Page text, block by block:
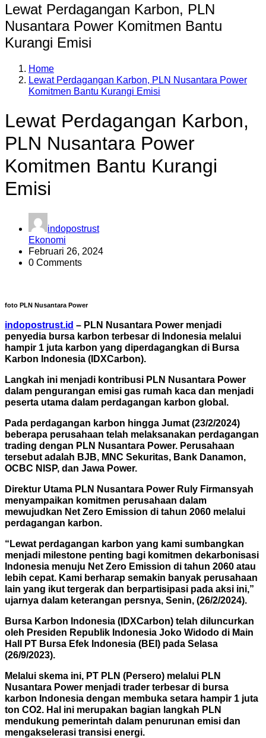
Lewat Perdagangan Karbon, PLN
Nusantara Power Komitmen Bantu
Kurangi Emisi
Home
Lewat Perdagangan Karbon, PLN Nusantara Power
Komitmen Bantu Kurangi Emisi
Lewat Perdagangan Karbon,
PLN Nusantara Power
Komitmen Bantu Kurangi
Emisi
indopostrust
Ekonomi
Februari 26, 2024
0 Comments
foto PLN Nusantara Power
indopostrust.id – PLN Nusantara Power menjadi
penyedia bursa karbon terbesar di Indonesia melalui
hampir 1 juta karbon yang diperdagangkan di Bursa
Karbon Indonesia (IDXCarbon).
Langkah ini menjadi kontribusi PLN Nusantara Power
dalam pengurangan emisi gas rumah kaca dan menjadi
peserta utama dalam perdagangan karbon global.
Pada perdagangan karbon hingga Jumat (23/2/2024)
beberapa perusahaan telah melaksanakan perdagangan
trading dengan PLN Nusantara Power. Perusahaan
tersebut adalah BJB, MNC Sekuritas, Bank Danamon,
OCBC NISP, dan Jawa Power.
Direktur Utama PLN Nusantara Power Ruly Firmansyah
menyampaikan komitmen perusahaan dalam
mewujudkan Net Zero Emission di tahun 2060 melalui
perdagangan karbon.
“Lewat perdagangan karbon yang kami sumbangkan
menjadi milestone penting bagi komitmen dekarbonisasi
Indonesia menuju Net Zero Emission di tahun 2060 atau
lebih cepat. Kami berharap semakin banyak perusahaan
lain yang ikut tergerak dan berpartisipasi pada aksi ini,”
ujarnya dalam keterangan persnya, Senin, (26/2/2024).
Bursa Karbon Indonesia (IDXCarbon) telah diluncurkan
oleh Presiden Republik Indonesia Joko Widodo di Main
Hall PT Bursa Efek Indonesia (BEI) pada Selasa
(26/9/2023).
Melalui skema ini, PT PLN (Persero) melalui PLN
Nusantara Power menjadi trader terbesar di bursa
karbon Indonesia dengan membuka setara hampir 1 juta
ton CO2. Hal ini merupakan bagian langkah PLN
mendukung pemerintah dalam penurunan emisi dan
mengakselerasi transisi energi.